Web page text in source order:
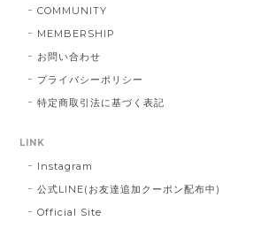
COMMUNITY
MEMBERSHIP
お問い合わせ
プライバシーポリシー
特定商取引法に基づく表記
LINK
Instagram
公式LINE(お友達追加クーポン配布中)
Official Site